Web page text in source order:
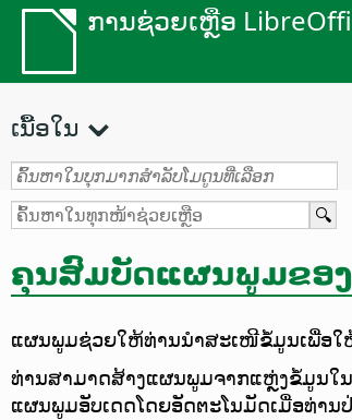
ການຊ່ວຍເຫຼືອ
ເນື້ອໃນ
ຄຸນສົມບັດແຜນພູມຂອງ
ແຜນພູມຊ່ວຍໃຫ້ທ່ານນຳສະເໜີຂໍ້ມູນເພື່ອໃ
ທ່ານສາມາດສ້າງແຜນພູມຈາກແຫຼ່ງຂໍ້ມູນໃ
ແຜນພູມອັບເດດໂດຍອັດຕະໂນມັດເມື່ອທ່າ